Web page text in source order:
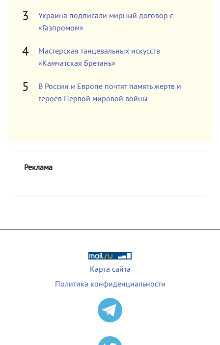
Украина подписали мирный договор с
«Газпромом»
Мастерская танцевальных искусств
«Камчатская Бретань»
В России и Европе почтят память жертв и
героев Первой мировой войны
Реклама
Карта сайта
Политика конфиденциальности